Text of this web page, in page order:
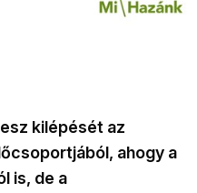
kilépését az
ahogy a
is, de a